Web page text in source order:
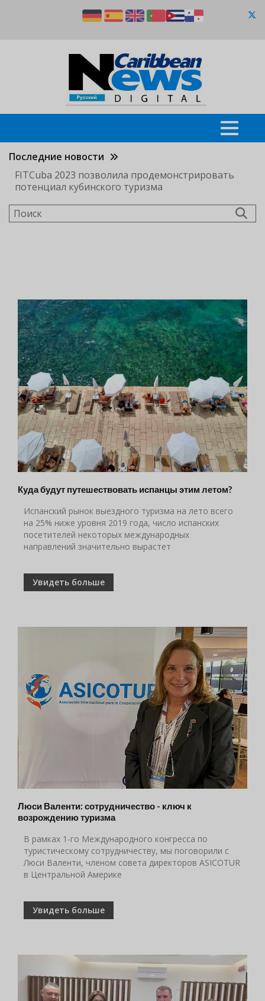
Последние новости
FITCuba 2023 позволила продемонстрировать
потенциал кубинского туризма
Поиск
Куда будут путешествовать испанцы этим летом?
Испанский рынок выездного туризма на лето всего
на 25% ниже уровня 2019 года, число испанских
посетителей некоторых международных
направлений значительно вырастет
Увидеть больше
Люси Валенти: сотрудничество - ключ к
возрождению туризма
В рамках 1-го Международного конгресса по
туристическому сотрудничеству, мы поговорили с
Люси Валенти, членом совета директоров ASICOTUR
в Центральной Америке
Увидеть больше